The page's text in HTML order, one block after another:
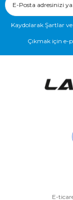
Kaydolarak Şartlar
Çıkmak için e-
E-